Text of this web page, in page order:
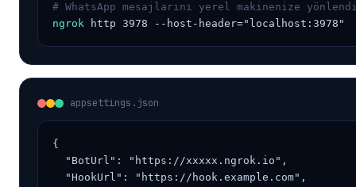
# WhatsApp mesajlarını yerel makinenize
ngrok http 3978 --host-header="localhost:3978"
appsettings.json
{
  "BotUrl": "https://xxxxx.ngrok.io",
  "HookUrl": "https://hook.example.com",